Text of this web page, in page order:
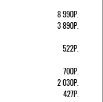
8 990Р.
3 890Р.
522Р.
700Р.
2 030Р.
427Р.